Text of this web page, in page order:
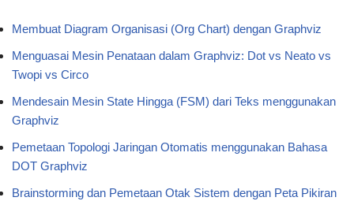
Membuat Diagram Organisasi (Org Chart) dengan Graphviz
Menguasai Mesin Penataan dalam Graphviz: Dot vs Neato vs
Twopi vs Circo
Mendesain Mesin State Hingga (FSM) dari Teks menggunakan
Graphviz
Pemetaan Topologi Jaringan Otomatis menggunakan Bahasa
DOT Graphviz
Brainstorming dan Pemetaan Otak Sistem dengan Peta Pikiran